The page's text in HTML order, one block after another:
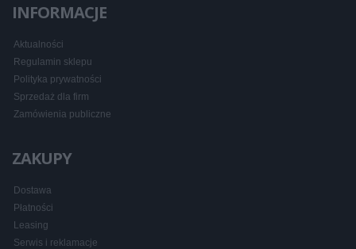
INFORMACJE
Aktualności
Regulamin sklepu
Polityka prywatności
Sprzedaż dla firm
Zamówienia publiczne
ZAKUPY
Dostawa
Płatności
Leasing
Serwis i reklamacje